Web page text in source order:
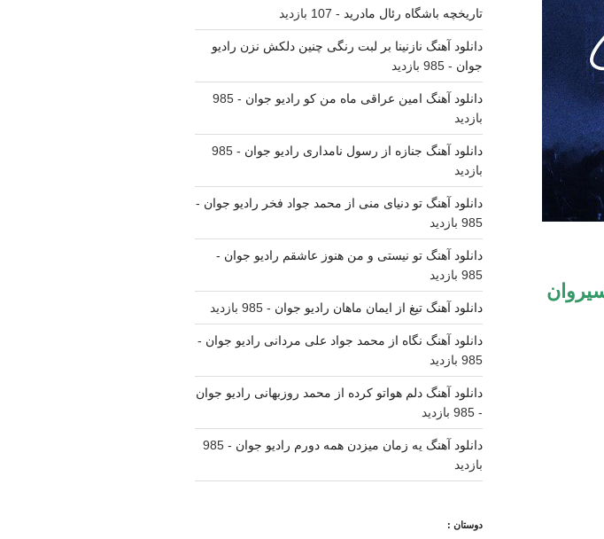
تاریخچه باشگاه رئال مادرید - 107 بازدید
دانلود آهنگ نازنینا بر لبت رنگی چنین دلکش نزن رادیو
جوان - 985 بازدید
دانلود آهنگ امین عراقی ماه من کو رادیو جوان
- 985
بازدید
دانلود آهنگ جنازه از رسول نامداری رادیو جوان
- 985
بازدید
دانلود آهنگ تو دنیای منی از محمد جواد فخر رادیو جوان -
985 بازدید
دانلود آهنگ تو نیستی و من هنوز عاشقم رادیو جوان -
985 بازدید
دانلود آهنگ تیغ از ایمان ماهان رادیو جوان - 985 بازدید
دانلود آهنگ نگاه از محمد جواد علی مردانی رادیو جوان -
985 بازدید
دانلود آهنگ دلم هواتو کرده از محمد روزبهانی رادیو جوان
- 985 بازدید
دانلود آهنگ یه زمان میزدن همه دورم رادیو جوان
- 985
بازدید
دوستان :